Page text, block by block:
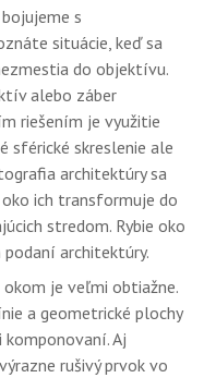
s
situácie, keď sa
do objektívu.
alebo záber
riešením je využitie
sférické skreslenie ale
architektúry sa
oko ich transformuje do
stredom. Rybie oko
architektúry.
je veľmi obtiažne.
a geometrické plochy
Aj
rušivý prvok vo